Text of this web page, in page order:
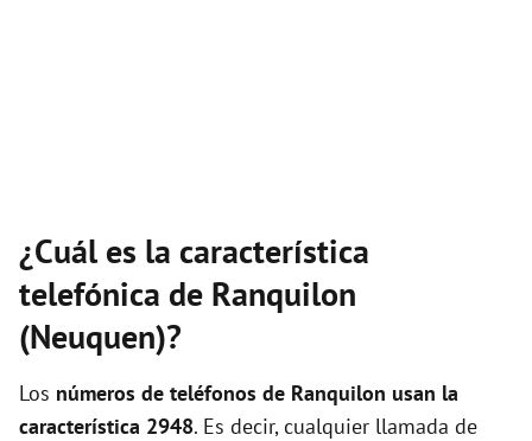
¿Cuál es la característica
telefónica de Ranquilon
(Neuquen)?
Los números de teléfonos de Ranquilon usan la
característica 2948. Es decir, cualquier llamada de